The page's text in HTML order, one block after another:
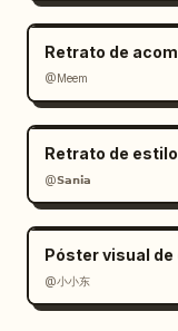
Retrato de
@Meem
@𝗦𝗮𝗻𝗶𝗮
Póster visual
@小小东